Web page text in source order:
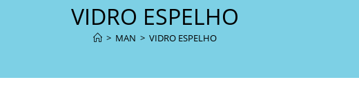
VIDRO ESPELHO
> MAN > VIDRO ESPELHO